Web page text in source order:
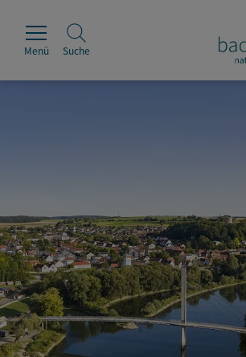
Leben & Wohnen
Wirtschaft & Handel
Menü Suche